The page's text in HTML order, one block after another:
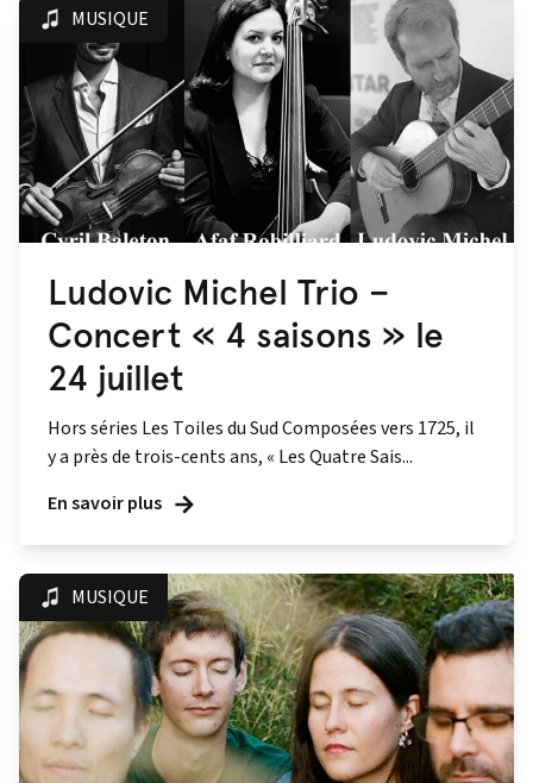
MUSIQUE
Ludovic Michel Trio –
Concert « 4 saisons » le
24 juillet
Hors séries Les Toiles du Sud Composées vers 1725, il
y a près de trois-cents ans, « Les Quatre Sais...
En savoir plus
MUSIQUE